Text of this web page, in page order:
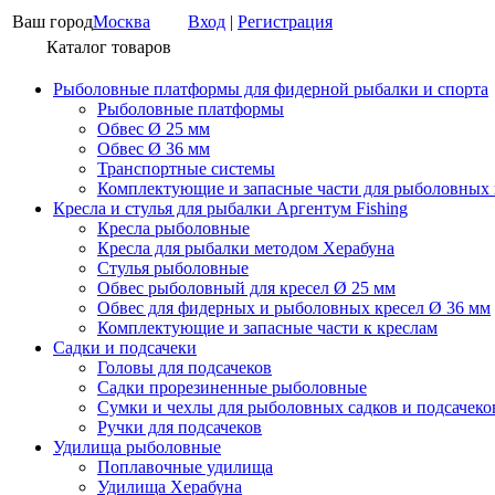
Ваш городМосква Вход | Регистрация
Каталог товаров
Рыболовные платформы для фидерной рыбалки и спорта
Рыболовные платформы
Обвес Ø 25 мм
Обвес Ø 36 мм
Транспортные системы
Комплектующие и запасные части для рыболовных
Кресла и стулья для рыбалки Аргентум Fishing
Кресла рыболовные
Кресла для рыбалки методом Херабуна
Стулья рыболовные
Обвес рыболовный для кресел Ø 25 мм
Обвес для фидерных и рыболовных кресел Ø 36 мм
Комплектующие и запасные части к креслам
Садки и подсачеки
Головы для подсачеков
Садки прорезиненные рыболовные
Сумки и чехлы для рыболовных садков и
Ручки для подсачеков
Удилища рыболовные
Поплавочные удилища
Удилища Херабуна